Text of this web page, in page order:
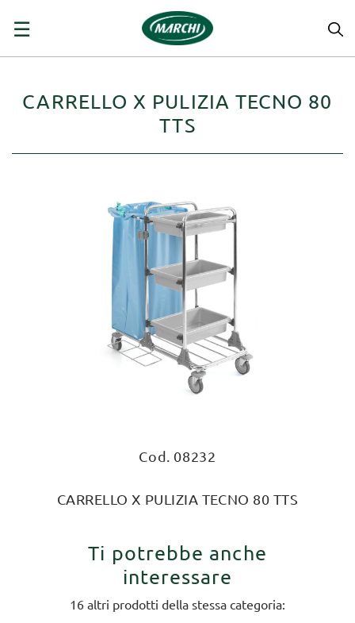
navigazione
☰
CARRELLO X PULIZIA TECNO 80
TTS
Cod. 08232
CARRELLO X PULIZIA TECNO 80 TTS
Ti potrebbe anche
interessare
16 altri prodotti della stessa categoria: